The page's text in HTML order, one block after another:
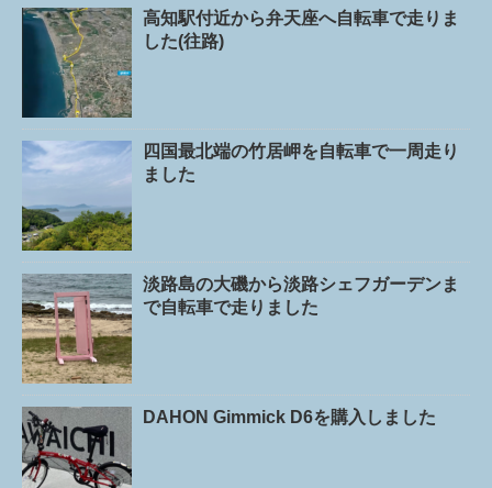
高知駅付近から弁天座へ自転車で走りま
した(往路)
四国最北端の竹居岬を自転車で一周走り
ました
淡路島の大磯から淡路シェフガーデンま
で自転車で走りました
DAHON Gimmick D6を購入しました